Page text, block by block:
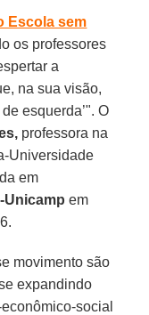
Escola sem
os professores
a
na sua visão,
esquerda’". O
professora na
Universidade
em
Unicamp em
movimento são
expandindo
social